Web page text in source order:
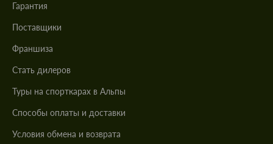
Гарантия
Поставщики
Франшиза
Стать дилеров
Туры на спорткарах в Альпы
Cпособы оплаты и доставки
Условия обмена и возврата